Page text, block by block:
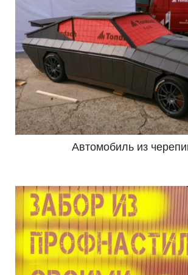
Автомобиль из